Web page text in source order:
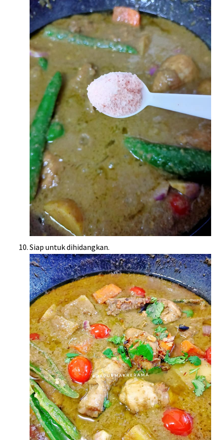
Siap untuk dihidangkan.